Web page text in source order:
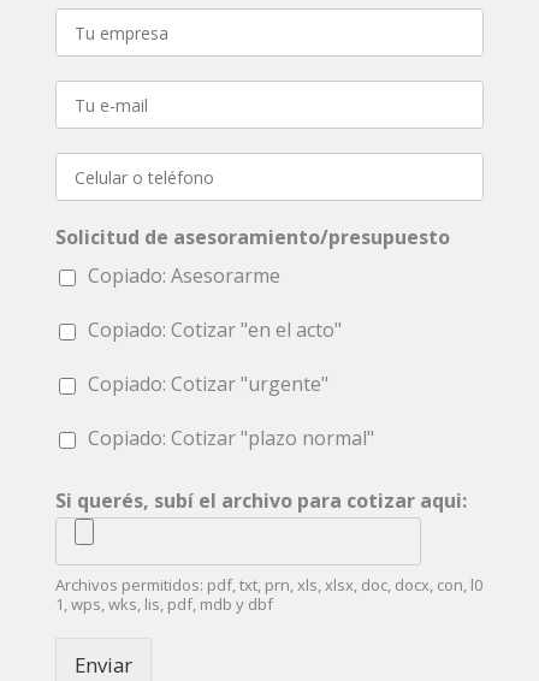
Solicitud de asesoramiento/presupuesto
Copiado: Asesorarme
Copiado: Cotizar "en el acto"
Copiado: Cotizar "urgente"
Copiado: Cotizar "plazo normal"
Si querés, subí el archivo para cotizar aqui:
Archivos permitidos: pdf, txt, prn, xls, xlsx, doc, docx, con, l0
1, wps, wks, lis, pdf, mdb y dbf
Enviar